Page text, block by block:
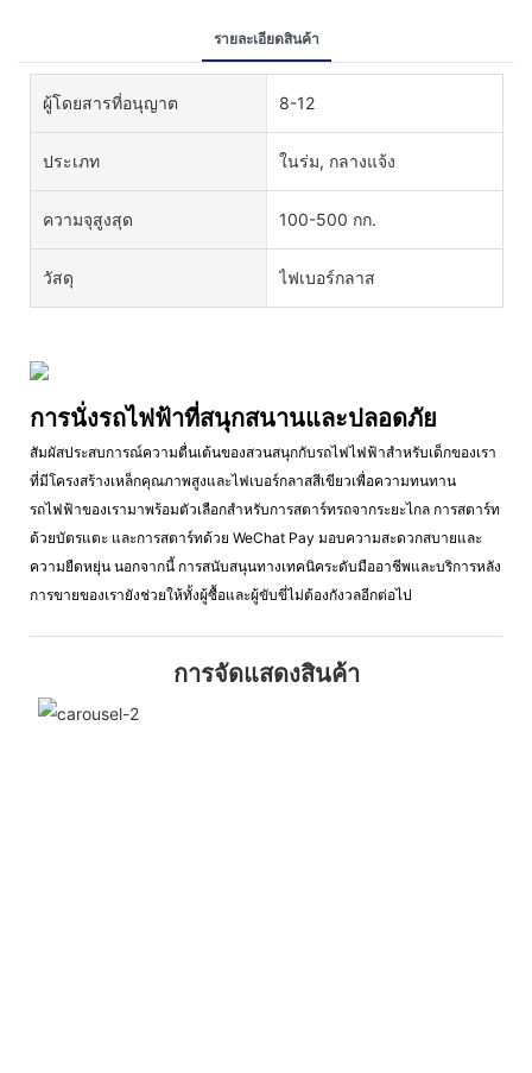
รายละเอียดสินค้า
ผู้โดยสารที่อนุญาต 8-12
ประเภท ในร่ม, กลางแจ้ง
ความจุสูงสุด 100-500 กก.
วัสดุ ไฟเบอร์กลาส
การนั่งรถไฟฟ้าที่สนุกสนานและปลอดภัย
สัมผัสประสบการณ์ความตื่นเต้นของสวนสนุกกับรถไฟไฟฟ้าสำหรับเด็กของเรา
ที่มีโครงสร้างเหล็กคุณภาพสูงและไฟเบอร์กลาสสีเขียวเพื่อความทนทาน
รถไฟฟ้าของเรามาพร้อมตัวเลือกสำหรับการสตาร์ทรถจากระยะไกล การสตาร์ท
ด้วยบัตรแตะ และการสตาร์ทด้วย WeChat Pay มอบความสะดวกสบายและ
ความยืดหยุ่น นอกจากนี้ การสนับสนุนทางเทคนิคระดับมืออาชีพและบริการหลัง
การขายของเรายังช่วยให้ทั้งผู้ซื้อและผู้ขับขี่ไม่ต้องกังวลอีกต่อไป
การจัดแสดงสินค้า